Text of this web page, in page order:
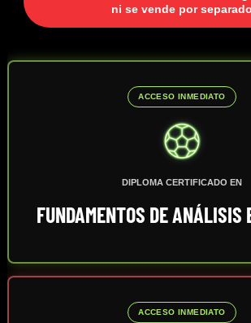
ni se vende por separado
ACCESO INMEDIATO
DIPLOMA CERTIFICADO EN
FUNDAMENTOS DE ANÁLISIS
ACCESO INMEDIATO